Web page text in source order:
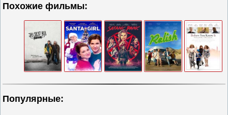
Похожие фильмы:
Популярные: